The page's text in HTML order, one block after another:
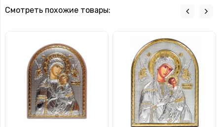
Смотреть похожие товары: